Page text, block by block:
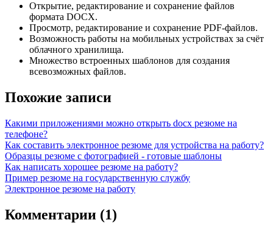
Открытие, редактирование и сохранение файлов
формата DOCX.
Просмотр, редактирование и сохранение PDF-файлов.
Возможность работы на мобильных устройствах за счёт
облачного хранилища.
Множество встроенных шаблонов для создания
всевозможных файлов.
Похожие записи
Какими приложениями можно открыть docx резюме на
телефоне?
Как составить электронное резюме для устройства на работу?
Образцы резюме с фотографией - готовые шаблоны
Как написать хорошее резюме на работу?
Пример резюме на государственную службу
Электронное резюме на работу
Комментарии (1)